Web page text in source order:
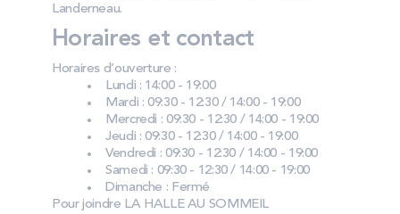
Landerneau.
Horaires et contact
Horaires d’ouverture :
Lundi : 14:00 - 19:00
Mardi : 09:30 - 12:30 / 14:00 - 19:00
Mercredi : 09:30 - 12:30 / 14:00 - 19:00
Jeudi : 09:30 - 12:30 / 14:00 - 19:00
Vendredi : 09:30 - 12:30 / 14:00 - 19:00
Samedi : 09:30 - 12:30 / 14:00 - 19:00
Dimanche : Fermé
Pour joindre LA HALLE AU SOMMEIL